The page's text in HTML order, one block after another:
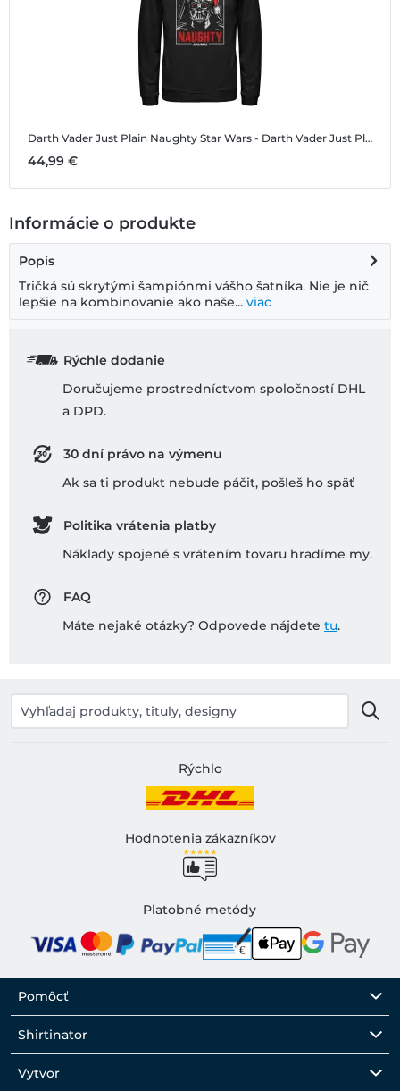
Darth Vader Just Plain Naughty Star Wars - Darth Vader Just Plain Naughty - Vianoce - Unisex Mikiny s kapucňou
44,99 €
Informácie o produkte
Popis
Tričká sú skrytými šampiónmi vášho šatníka. Nie je nič
lepšie na kombinovanie ako naše... viac
Rýchle dodanie
Doručujeme prostredníctvom spoločností DHL
a DPD.
30 dní právo na výmenu
Ak sa ti produkt nebude páčiť, pošleš ho späť
Politika vrátenia platby
Náklady spojené s vrátením tovaru hradíme my.
FAQ
Máte nejaké otázky? Odpovede nájdete tu.
Rýchlo
Hodnotenia zákazníkov
Platobné metódy
Pomôcť
Shirtinator
Vytvor